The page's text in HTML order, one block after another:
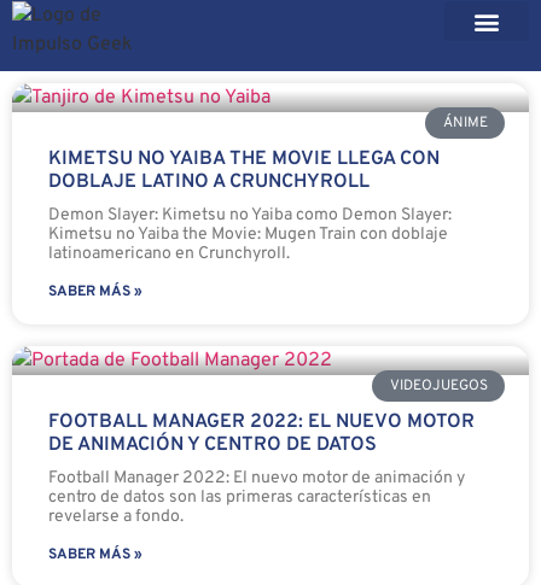
ÁNIME
KIMETSU NO YAIBA THE MOVIE LLEGA CON
DOBLAJE LATINO A CRUNCHYROLL
Demon Slayer: Kimetsu no Yaiba como Demon Slayer:
Kimetsu no Yaiba the Movie: Mugen Train con doblaje
latinoamericano en Crunchyroll.
SABER MÁS »
VIDEOJUEGOS
FOOTBALL MANAGER 2022: EL NUEVO MOTOR
DE ANIMACIÓN Y CENTRO DE DATOS
Football Manager 2022: El nuevo motor de animación y
centro de datos son las primeras características en
revelarse a fondo.
SABER MÁS »